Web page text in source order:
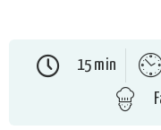
15 min